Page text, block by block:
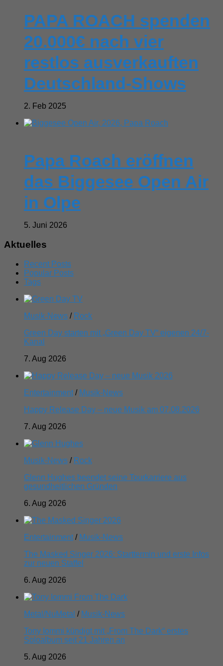
PAPA ROACH spenden
20.000€ nach vier
restlos ausverkauften
Deutschland-Shows
2. Feb 2025
Papa Roach eröffnen
das Biggesee Open Air
in Olpe
5. Juni 2026
Aktuelles
Recent Posts
Popular Posts
Tags
Musik-News / Rock
Green Day starten mit „Green Day TV“ eigenen 24/7-
Kanal
7. Aug 2026
Entertainment / Musik-News
Happy Release Day – neue Musik am 07.08.2026
7. Aug 2026
Musik-News / Rock
Glenn Hughes beendet seine Tourkarriere aus
gesundheitlichen Gründen
6. Aug 2026
Entertainment / Musik-News
The Masked Singer 2026: Starttermin und erste Infos
zur neuen Staffel
6. Aug 2026
Metal/NuMetal / Musik-News
Tony Iommi kündigt mit „From The Dark“ erstes
Soloalbum seit 21 Jahren an
5. Aug 2026